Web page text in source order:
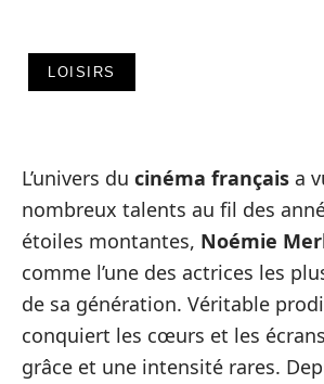
LOISIRS
L’univers du cinéma français a
nombreux talents au fil des
étoiles montantes, Noémie
comme l’une des actrices les
de sa génération. Véritable
conquiert les cœurs et les
grâce et une intensité rares.